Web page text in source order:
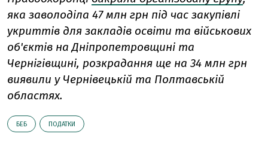
яка заволоділа 47 млн грн під час закупівлі
укриттів для закладів освіти та військових
об'єктів на Дніпропетровщині та
Чернігівщині, розкрадання ще на 34 млн грн
виявили у Чернівецькій та Полтавській
областях.
БЕБ ПОДАТКИ